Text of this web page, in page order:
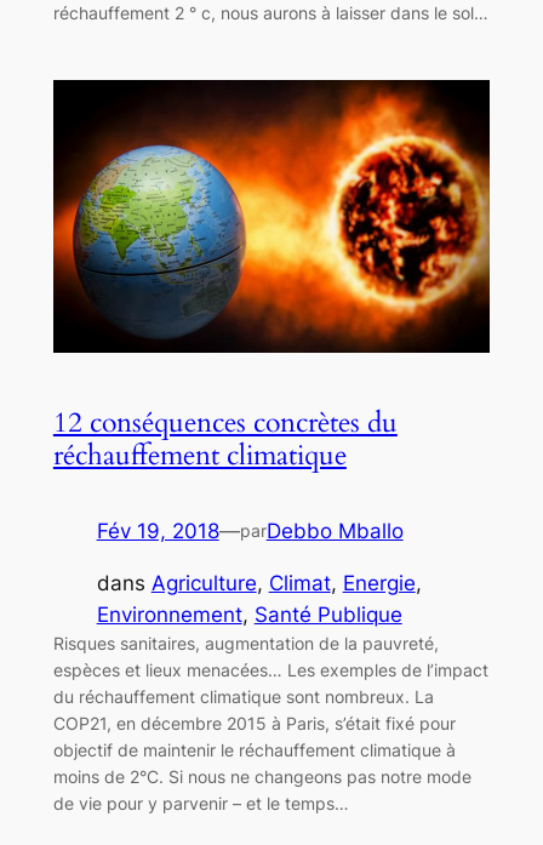
réchauffement 2 ° c, nous aurons à laisser dans le sol…
12 conséquences concrètes du
réchauffement climatique
Fév 19, 2018—parDebbo Mballo
dans Agriculture, Climat, Energie
Environnement, Santé Publique
Risques sanitaires, augmentation de la pauvreté,
espèces et lieux menacées… Les exemples de l’impact
du réchauffement climatique sont nombreux. La
COP21, en décembre 2015 à Paris, s’était fixé pour
objectif de maintenir le réchauffement climatique à
moins de 2°C. Si nous ne changeons pas notre mode
de vie pour y parvenir – et le temps…